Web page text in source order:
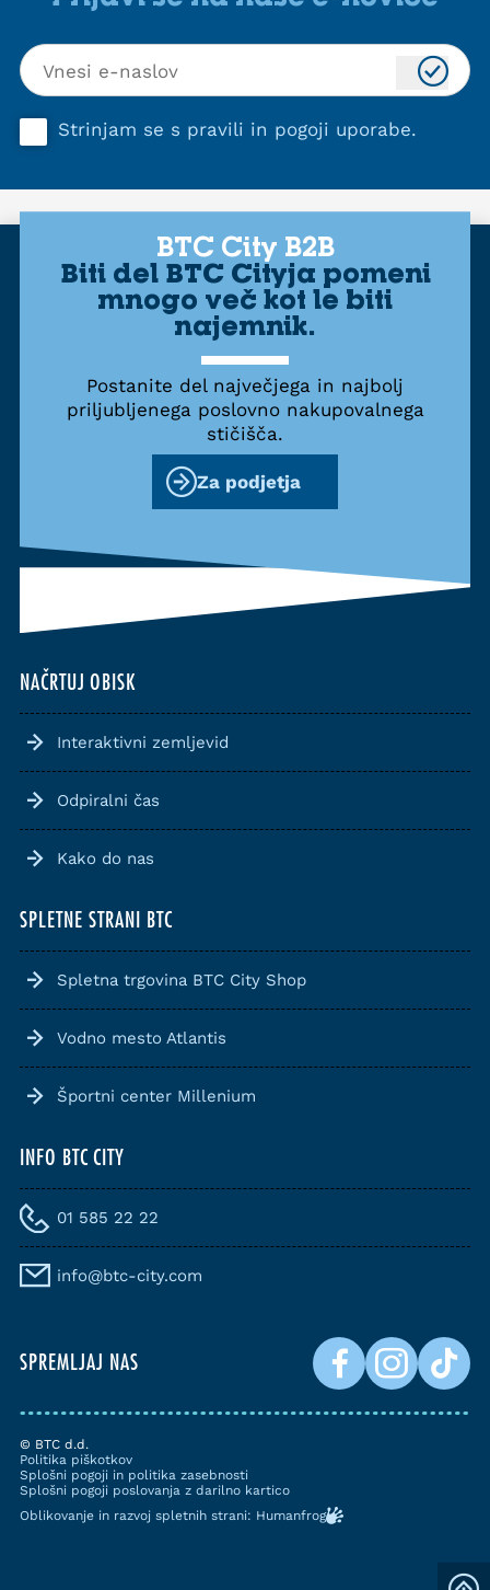
Strinjam se s pravili in pogoji uporabe.
NAČRTUJ OBISK
Interaktivni zemljevid
Odpiralni čas
Kako do nas
SPLETNE STRANI BTC
Spletna trgovina BTC City Shop
Vodno mesto Atlantis
Športni center Millenium
INFO BTC CITY
01 585 22 22
info@btc-city.com
SPREMLJAJ NAS
© BTC d.d.
Politika piškotkov
Splošni pogoji in politika zasebnosti
Splošni pogoji poslovanja z darilno kartico
Oblikovanje in razvoj spletnih strani: Humanfrog
BTC City B2B
Biti del BTC Cityja pomeni
mnogo več kot le biti
najemnik.
Postanite del največjega in najbolj
priljubljenega poslovno nakupovalnega
stičišča.
Za podjetja